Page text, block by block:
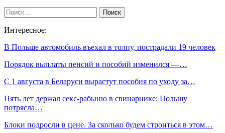
Интересное:
В Польше автомобиль въехал в толпу, пострадали 19 человек
Порядок выплаты пенсий и пособий изменился —…
С 1 августа в Беларуси вырастут пособия по уходу за…
Пять лет держал секс-рабыню в свинарнике: Польшу
потрясла…
Блоки подросли в цене. За сколько будем строиться в этом…